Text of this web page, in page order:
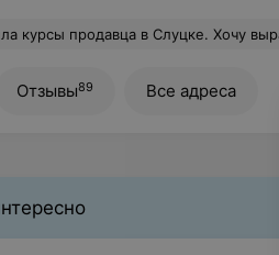
Хочу выразить благодарность преподавателю Шевченко Елене Павловне за интересно и грамотно составленную программу, очень много было информации из
Отзывы89 Все адреса